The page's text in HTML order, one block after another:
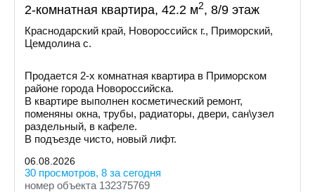
2-комнатная квартира, 42.2 м2, 8/9 этаж
Краснодарский край, Новороссийск г., Приморский,
Цемдолина с.
Продается 2-х комнатная квартира в Приморском
районе города Новороссийска.
В квартире выполнен косметический ремонт,
поменяны окна, трубы, радиаторы, двери, сан\узел
раздельный, в кафеле.
В подъезде чисто, новый лифт.
06.08.2026
30 просмотров, 8 за сегодня
номер объекта 132375769